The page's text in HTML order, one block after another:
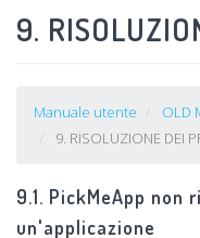
9.
Manuale utente
OLD
9. RISOLUZIONE DEI
9.1. PickMeApp non
un'applicazione